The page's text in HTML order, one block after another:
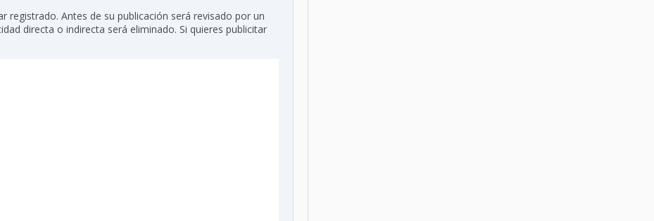
registrado. Antes de su publicación será revisado por un
directa o indirecta será eliminado. Si quieres publicitar